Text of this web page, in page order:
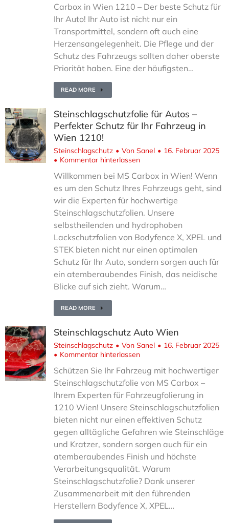
Carbox in Wien 1210 – Der beste Schutz für
Ihr Auto! Ihr Auto ist nicht nur ein
Transportmittel, sondern oft auch eine
Herzensangelegenheit. Die Pflege und der
Schutz des Fahrzeugs sollten daher oberste
Priorität haben. Eine der häufigsten…
READ MORE
Steinschlagschutzfolie für Autos –
Perfekter Schutz für Ihr Fahrzeug in
Wien 1210!
Steinschlagschutz Von Sanel
16. Februar 2025
Kommentar hinterlassen
Willkommen bei MS Carbox in Wien! Wenn
es um den Schutz Ihres Fahrzeugs geht, sind
wir die Experten für hochwertige
Steinschlagschutzfolien. Unsere
selbstheilenden und hydrophoben
Lackschutzfolien von Bodyfence X, XPEL und
STEK bieten nicht nur einen optimalen
Schutz für Ihr Auto, sondern sorgen auch für
ein atemberaubendes Finish, das neidische
Blicke auf sich zieht. Warum…
READ MORE
Steinschlagschutz Auto Wien
Steinschlagschutz Von Sanel
16. Februar 2025
Kommentar hinterlassen
Schützen Sie Ihr Fahrzeug mit hochwertiger
Steinschlagschutzfolie von MS Carbox –
Ihrem Experten für Fahrzeugfolierung in
1210 Wien! Unsere Steinschlagschutzfolien
bieten nicht nur einen effektiven Schutz
gegen alltägliche Gefahren wie Steinschläge
und Kratzer, sondern sorgen auch für ein
atemberaubendes Finish und höchste
Verarbeitungsqualität. Warum
Steinschlagschutzfolie? Dank unserer
Zusammenarbeit mit den führenden
Herstellern Bodyfence X, XPEL…